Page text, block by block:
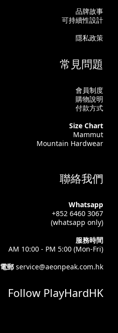
品牌故事
可持續性設計
隱私政策
常見問題
會員制度
購物說明
付款方式
Size Chart
Mammut
Mountain Hardwear
聯絡我們
Whatsapp
+852 6460 3067
(whatsapp only)
服務時間
AM 10:00 - PM 5:00 (Mon-Fri)
電郵 service@aeonpeak.com.hk
Follow PlayHardHK